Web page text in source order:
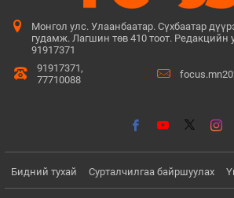
Монгол улс. Улаанбаатар. Сүхбаатар
гудамж. Лагшин төв 410 тоот. Редакцийн
91917371
91917371,
77710088
Бидний тухай Сурталчилгаа байршуулах